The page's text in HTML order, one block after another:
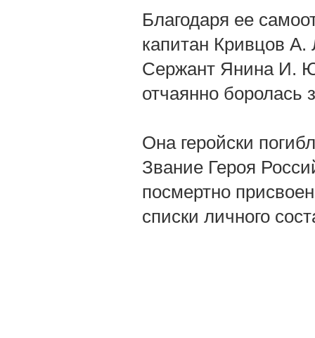
Благодаря ее
капитан Кривцов
Сержант Янина И.
отчаянно
Она геройски
Звание Героя
посмертно
списки личного